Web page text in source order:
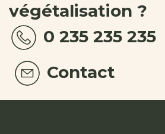
végétalisation ?
0 235 235 235
Contact